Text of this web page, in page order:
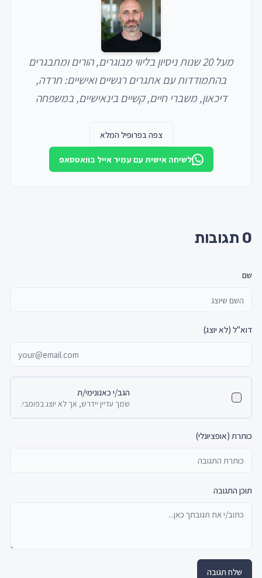
מעל 20 שנות ניסיון בליווי מבוגרים, הורים ומתבגרים
בהתמודדות עם אתגרים רגשיים ואישיים: חרדה,
דיכאון, משברי חיים, קשיים בינאישיים, במשפחה
מורכבים, עם רקע במערכות טיפוליות אינטנסיביות
(שירות בתי הסוהר והיחידה לטיפול בהתמכרויות
לנוער). ניסיון רב בהדרכת סטודנטים לתואר ראשון
טיפולית: אינטגרטיבית המשלבת טיפול רגשי מעמיק
מאמין: יצירת מרחב טיפולי בטוח, קשוב ומכיל,
התמודדות חדשות לשינוי משמעותי וארוך טווח.
צפה בפרופיל המלא
לשיחה אישית עם עמיר אייל בוואטסאפ
0 תגובות
שם
דוא"ל (לא יוצג)
הגב/י כאנונימי/ת
שמך עדיין יידרש, אך לא יוצג בפומבי.
כותרת (אופציונלי)
תוכן התגובה
שלח תגובה